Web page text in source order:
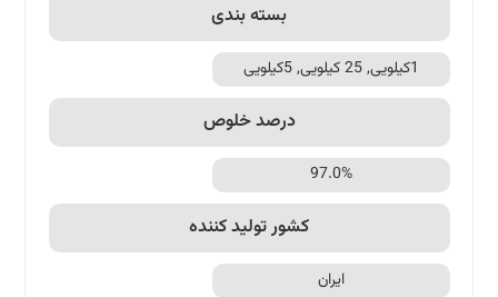
بسته بندی
1کیلویی, 25 کیلویی, 5کیلویی
درصد خلوص
97.0%
کشور تولید کننده
ایران